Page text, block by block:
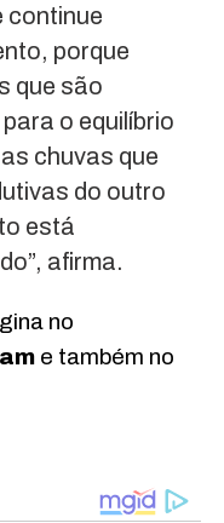
continue
porque
que são
o equilíbrio
chuvas que
do outro
está
afirma.
no
e também no